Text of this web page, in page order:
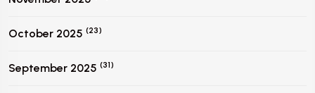
October 2025 (23)
September 2025 (31)